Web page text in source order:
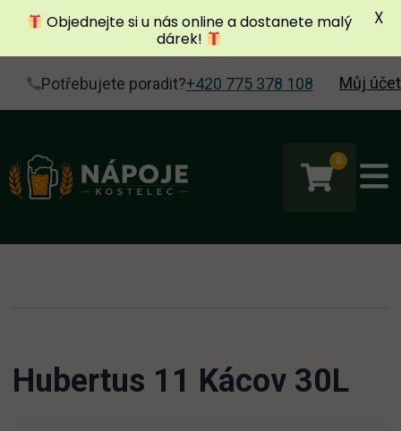
Potřebujete poradit?+420 775 378 108 Můj účet
0
Hubertus 11 Kácov 30L
Objednejte si u nás online a dostanete malý
dárek!
X